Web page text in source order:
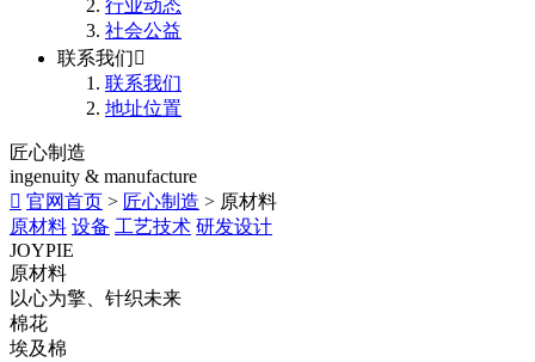
行业动态
社会公益
联系我们
联系我们
地址位置
匠心制造
ingenuity & manufacture
 官网首页 > 匠心制造 > 原材料
原材料 设备 工艺技术 研发设计
JOYPIE
原材料
以心为擎、针织未来
棉花
埃及棉